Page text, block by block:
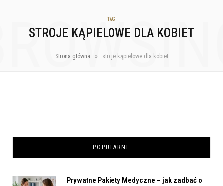
TAG
STROJE KĄPIELOWE DLA KOBIET
Strona główna » stroje kąpielowe dla kobiet
POPULARNE
Prywatne Pakiety Medyczne – jak zadbać o